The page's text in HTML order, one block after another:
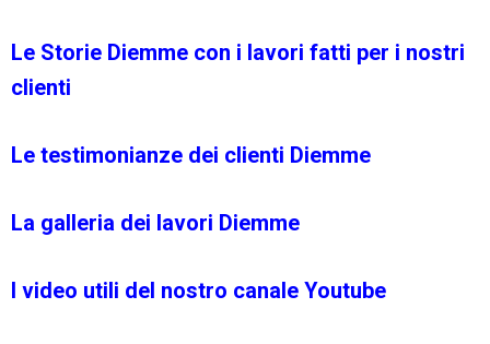
Le Storie Diemme con i lavori fatti per i nostri
clienti
Le testimonianze dei clienti Diemme
La galleria dei lavori Diemme
I video utili del nostro canale Youtube